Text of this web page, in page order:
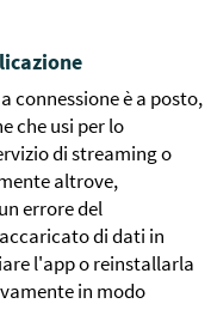
connessione è a posto,
che usi per lo
di streaming o
altrove,
errore del
di dati in
l'app o reinstallarla
in modo